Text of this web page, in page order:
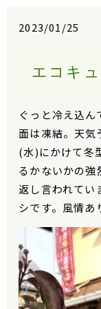
2023/01/25
エコキ
ぐっと冷え込
面は凍結。天気
(水)にかけて冬
るかないかの強
返し言われてい
シです。風情あ